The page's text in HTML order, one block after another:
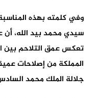
وفي كلمته بهذه
سيدي محمد بيد الله،
تعكس عمق التلاحم بين
المملكة من إصلاحات
جلالة الملك محمد